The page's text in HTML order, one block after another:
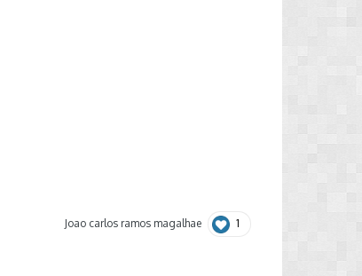
Joao carlos ramos magalhae 1